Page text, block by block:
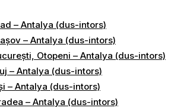
– Antalya (dus-intors)
– Antalya (dus-intors)
Otopeni – Antalya (dus-intors)
– Antalya (dus-intors)
– Antalya (dus-intors)
– Antalya (dus-intors)